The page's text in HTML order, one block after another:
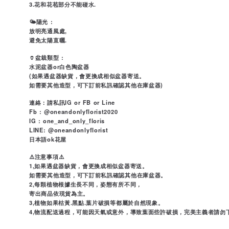
3.花和花苞部分不能碰水.
🌤陽光 :
放明亮通風處,
避免太陽直曬.
🏺盆栽類型 :
水泥盆器or白色陶盆器
(如果遇盆器缺貨，會更換成相似盆器寄送。
如需要其他造型，可下訂前私訊確認其他在庫盆器)
連絡：請私訊IG or FB or Line
Fb : @oneandonlyflorist2020
IG : one_and_only_floris
LINE: @oneandonlyflorist
日本語ok花屋
⚠️注意事項⚠️
1,如果遇盆器缺貨，會更換成相似盆器寄送。
如需要其他造型，可下訂前私訊確認其他在庫盆器。
2,每顆植物根據生長不同，姿態有所不同，
寄出商品依現貨為主。
3,植物如果枯黃.黑點.葉片破損等都屬於自然現象。
4,物流配送過程，可能因天氣或意外，導致葉面些許破損，完美主義者請勿